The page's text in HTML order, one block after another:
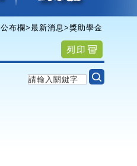
公布欄>最新消息>獎助學金